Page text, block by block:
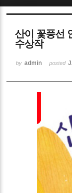
산이 꽃풍선
수상작
by admin posted